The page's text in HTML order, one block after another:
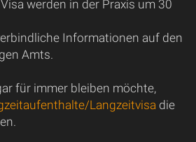
werden in der Praxis um 30
Informationen auf den
Amts.
für immer bleiben möchte,
Langzeitvisa die